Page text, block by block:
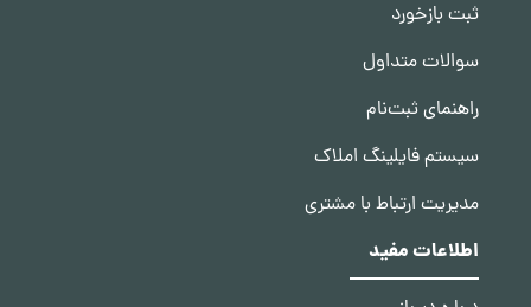
ثبت بازخورد
سوالات متداول
راهنمای ثبت‌نام
سیستم فایلینگ املاک
مدیریت ارتباط با مشتری
اطلاعات مفید